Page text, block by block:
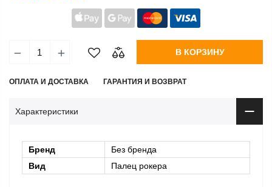
В КОРЗИНУ
ОПЛАТА И ДОСТАВКА ГАРАНТИЯ И ВОЗВРАТ
Характеристики
Бренд
Без бренда
Вид
Палец рокера